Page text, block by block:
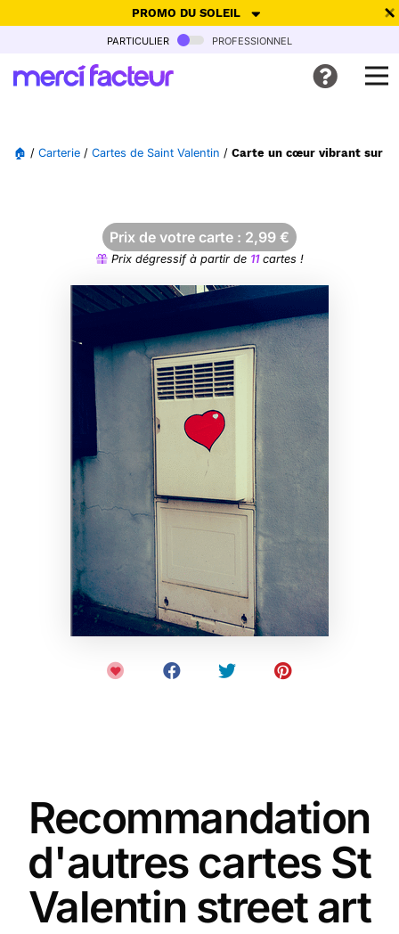
PROMO DU SOLEIL
-30% de réduction avec le code SUMMER26pour envoyer des
Ne plus afficher
particulier professionnel
🏠 / Carterie / Cartes de Saint Valentin / Carte un cœur vibrant sur
Prix de votre carte : 2,99 €
Prix dégressif à partir de 11cartes !
Recommandation
d'autres cartes St
Valentin street art